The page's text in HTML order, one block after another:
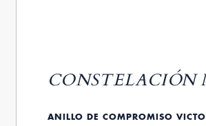
CONSTELACIÓN
ANILLO DE COMPROMISO